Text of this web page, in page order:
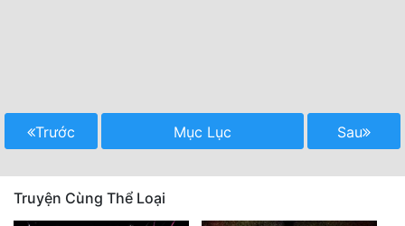
Trước Mục Lục Sau
Truyện Cùng Thể Loại